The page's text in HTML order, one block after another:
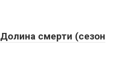
Долина смерти (сезон